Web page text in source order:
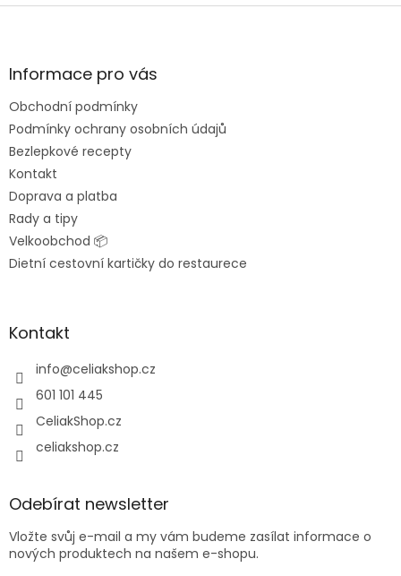
Z
aInformace pro vás
Obchodní podmínky
Podmínky ochrany osobních údajů
Bezlepkové recepty
Kontakt
Doprava a platba
Rady a tipy
Velkoobchod 📦
Dietní cestovní kartičky do restaurece
Kontakt
info@celiakshop.cz
601 101 445
CeliakShop.cz
celiakshop.cz
Odebírat newsletter
Vložte svůj e-mail a my vám budeme zasílat informace o
nových produktech na našem e-shopu.